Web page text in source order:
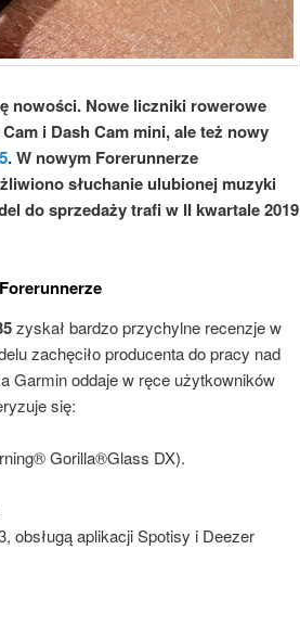
nowości. Nowe liczniki rowerowe
i Dash Cam mini, ale też nowy
. W nowym Forerunnerze
słuchanie ulubionej muzyki
do sprzedaży trafi w II kwartale 2019
zyskał bardzo przychylne recenzje w
zachęciło producenta do pracy nad
Garmin oddaje w ręce użytkowników
się:
Gorilla®Glass DX).
obsługą aplikacji Spotisy i Deezer